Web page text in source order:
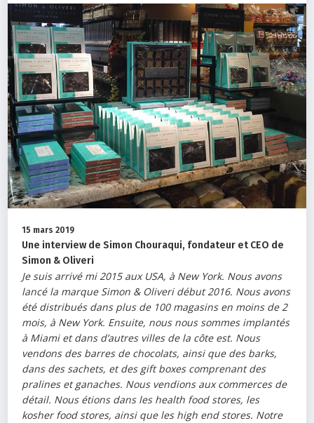
15 mars 2019
Une interview de Simon Chouraqui, fondateur et CEO de
Simon & Oliveri
Je suis arrivé mi 2015 aux USA, à New York. Nous avons
lancé la marque Simon & Oliveri début 2016. Nous avons
été distribués dans plus de 100 magasins en moins de 2
mois, à New York. Ensuite, nous nous sommes implantés
à Miami et dans d’autres villes de la côte est. Nous
vendons des barres de chocolats, ainsi que des barks,
dans des sachets, et des gift boxes comprenant des
pralines et ganaches. Nous vendions aux commerces de
détail. Nous étions dans les health food stores, les
kosher food stores, ainsi que les high end stores. Notre